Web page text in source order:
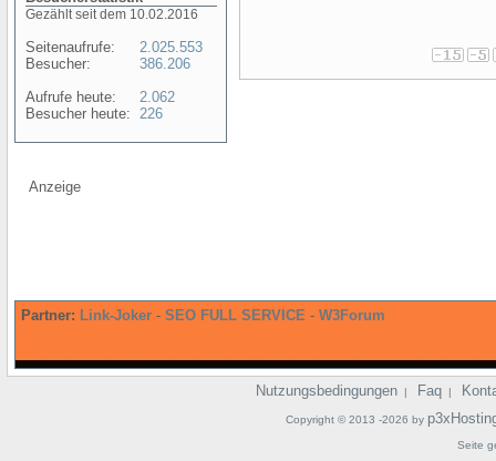
Gezählt seit dem 10.02.2016
Seitenaufrufe:
Besucher:
Aufrufe heute:
Besucher heute:
2.025.553
386.206
2.062
226
Anzeige
Partner: Link-Joker - SEO FULL SERVICE - W3Forum
Nutzungsbedingungen | Faq |
Copyright © 2013 -2026 by
Seite